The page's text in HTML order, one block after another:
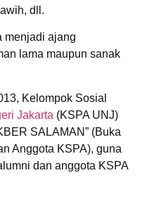
dll.
menjadi ajang
lama maupun sanak
Kelompok Sosial
Jakarta (KSPA UNJ)
SALAMAN” (Buka
Anggota KSPA), guna
dan anggota KSPA